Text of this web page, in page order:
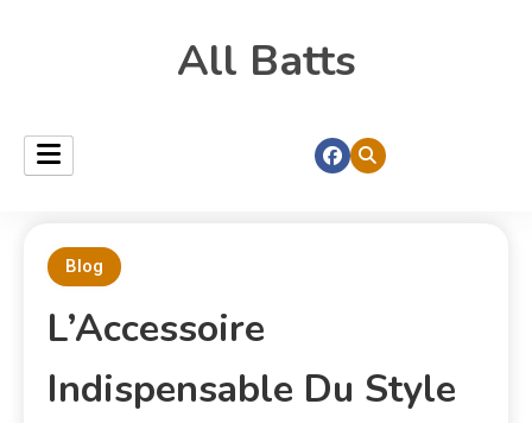
All Batts
Blog
L’Accessoire
Indispensable Du Style